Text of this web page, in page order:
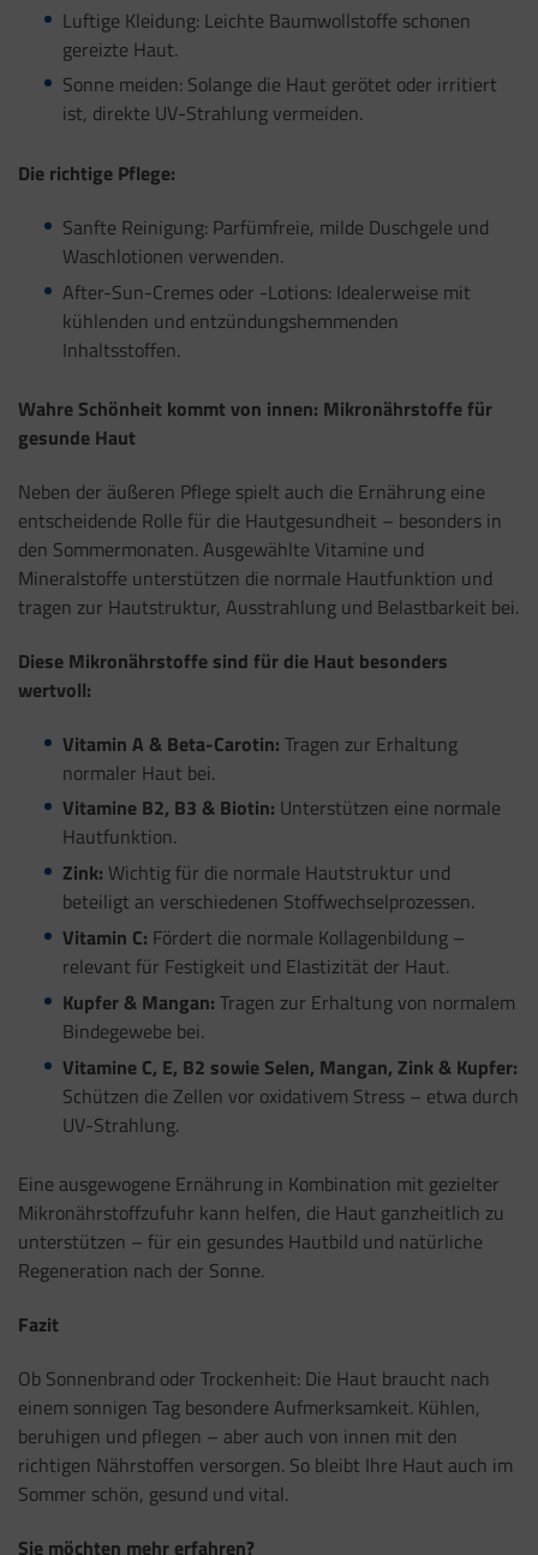
Luftige Kleidung: Leichte Baumwollstoffe schonen
gereizte Haut.
Sonne meiden: Solange die Haut gerötet oder irritiert
ist, direkte UV-Strahlung vermeiden.
Die richtige Pflege:
Sanfte Reinigung: Parfümfreie, milde Duschgele und
Waschlotionen verwenden.
After-Sun-Cremes oder -Lotions: Idealerweise mit
kühlenden und entzündungshemmenden
Inhaltsstoffen.
Wahre Schönheit kommt von innen: Mikronährstoffe für
gesunde Haut
Neben der äußeren Pflege spielt auch die Ernährung eine
entscheidende Rolle für die Hautgesundheit – besonders in
den Sommermonaten. Ausgewählte Vitamine und
Mineralstoffe unterstützen die normale Hautfunktion und
tragen zur Hautstruktur, Ausstrahlung und Belastbarkeit bei.
Diese Mikronährstoffe sind für die Haut besonders
wertvoll:
Vitamin A & Beta-Carotin: Tragen zur Erhaltung
normaler Haut bei.
Vitamine B2, B3 & Biotin: Unterstützen eine normale
Hautfunktion.
Zink: Wichtig für die normale Hautstruktur und
beteiligt an verschiedenen Stoffwechselprozessen.
Vitamin C: Fördert die normale Kollagenbildung –
relevant für Festigkeit und Elastizität der Haut.
Kupfer & Mangan: Tragen zur Erhaltung von normalem
Bindegewebe bei.
Vitamine C, E, B2 sowie Selen, Mangan, Zink & Kupfer:
Schützen die Zellen vor oxidativem Stress – etwa durch
UV-Strahlung.
Eine ausgewogene Ernährung in Kombination mit gezielter
Mikronährstoffzufuhr kann helfen, die Haut ganzheitlich zu
unterstützen – für ein gesundes Hautbild und natürliche
Regeneration nach der Sonne.
Fazit
Ob Sonnenbrand oder Trockenheit: Die Haut braucht nach
einem sonnigen Tag besondere Aufmerksamkeit. Kühlen,
beruhigen und pflegen – aber auch von innen mit den
richtigen Nährstoffen versorgen. So bleibt Ihre Haut auch im
Sommer schön, gesund und vital.
Sie möchten mehr erfahren?